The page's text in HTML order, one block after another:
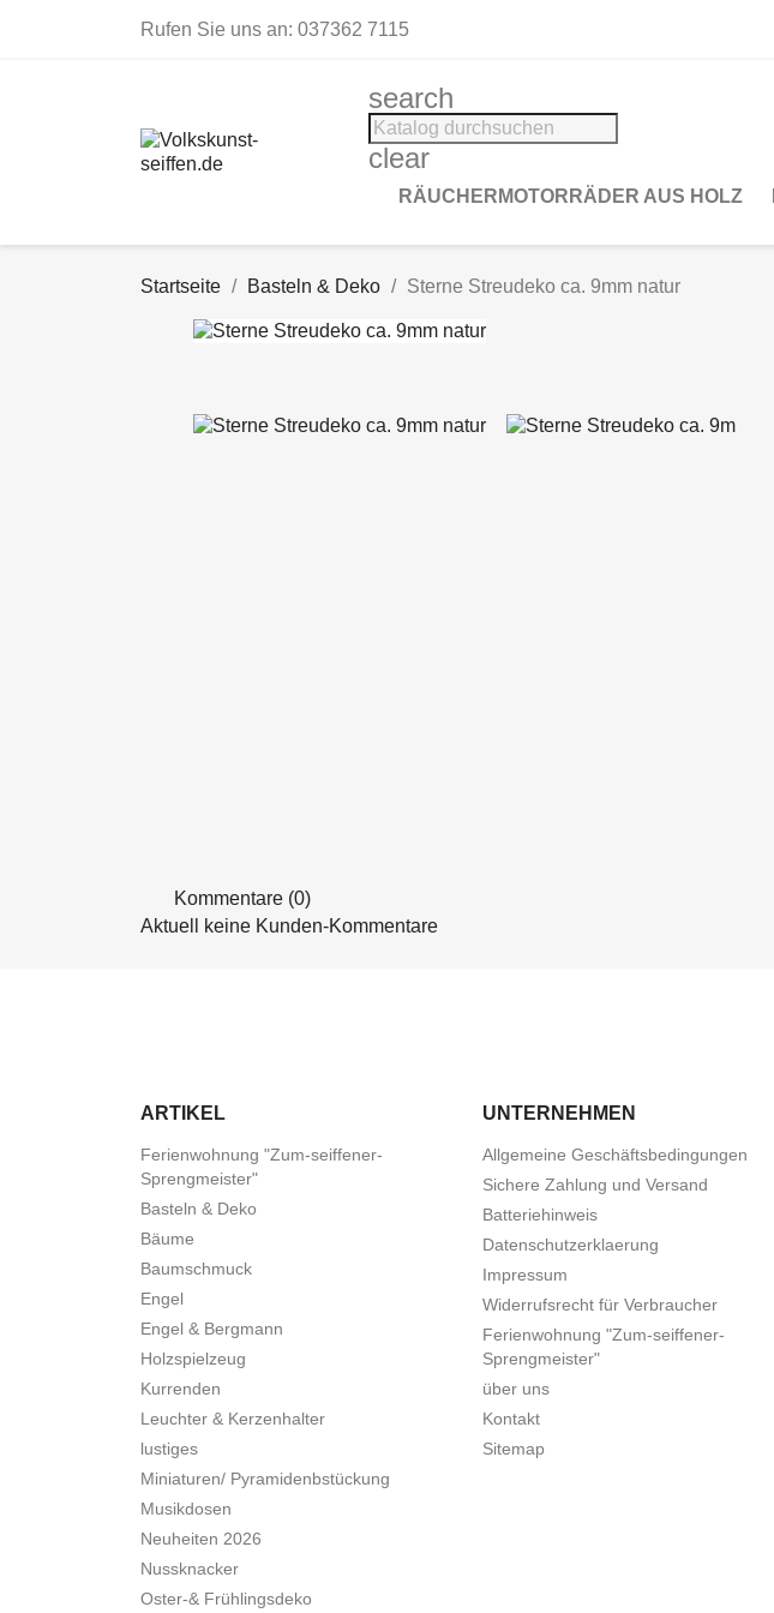
Rufen Sie uns an: 037362 7115
search
clear
RÄUCHERMOTORRÄDER AUS HOLZ
Startseite Basteln & Deko Sterne Streudeko ca. 9mm natur
Kommentare (0)
Aktuell keine Kunden-Kommentare
ARTIKEL
Ferienwohnung "Zum-seiffener-
Sprengmeister"
Basteln & Deko
Bäume
Baumschmuck
Engel
Engel & Bergmann
Holzspielzeug
Kurrenden
Leuchter & Kerzenhalter
lustiges
Miniaturen/ Pyramidenbstückung
Musikdosen
Neuheiten 2026
Nussknacker
Oster-& Frühlingsdeko
UNTERNEHMEN
Allgemeine Geschäftsbedingungen
Sichere Zahlung und Versand
Batteriehinweis
Datenschutzerklaerung
Impressum
Widerrufsrecht für Verbraucher
Ferienwohnung "Zum-seiffener-
Sprengmeister"
über uns
Kontakt
Sitemap